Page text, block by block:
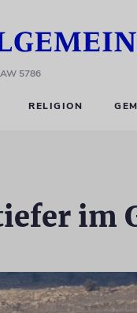
5786
RELIGION
im